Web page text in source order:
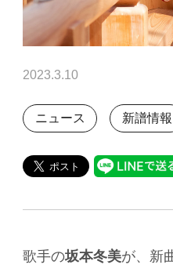
2023.3.10
ニュース 新譜情報
歌手の坂本冬美が、新